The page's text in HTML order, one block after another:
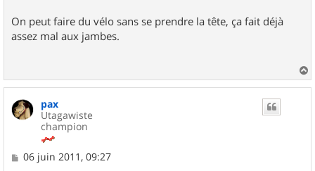
On peut faire du vélo sans se prendre la tête, ça fait déjà
assez mal aux jambes.
a
pax
Utagawiste
champion
M
06 juin 2011, 09:27